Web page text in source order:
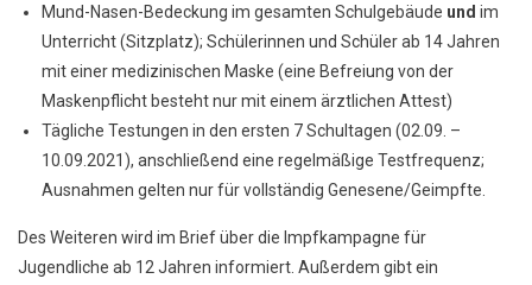
Mund-Nasen-Bedeckung im gesamten Schulgebäude und im
Unterricht (Sitzplatz); Schülerinnen und Schüler ab 14 Jahren
mit einer medizinischen Maske (eine Befreiung von der
Maskenpflicht besteht nur mit einem ärztlichen Attest)
Tägliche Testungen in den ersten 7 Schultagen (02.09. –
10.09.2021), anschließend eine regelmäßige Testfrequenz;
Ausnahmen gelten nur für vollständig Genesene/Geimpfte.
Des Weiteren wird im Brief über die Impfkampagne für
Jugendliche ab 12 Jahren informiert. Außerdem gibt ein